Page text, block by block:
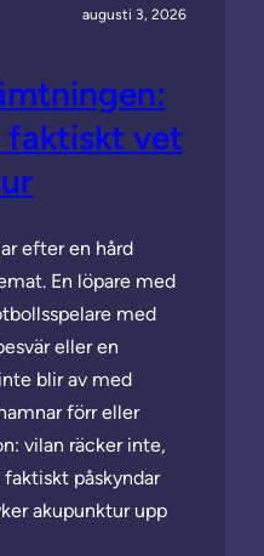
augusti 3, 2026
vet
efter en hård
En löpare med
med
eller en
blir av med
förr eller
vilan räcker inte,
påskyndar
akupunktur upp